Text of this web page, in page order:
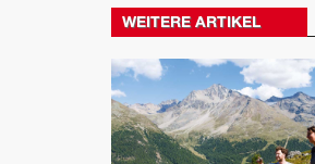
WEITERE ARTIKEL